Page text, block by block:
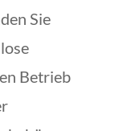
Sie
Betrieb